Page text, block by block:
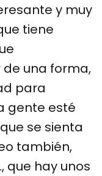
y muy
tiene
una forma,
para
gente esté
se sienta
también,
que hay unos